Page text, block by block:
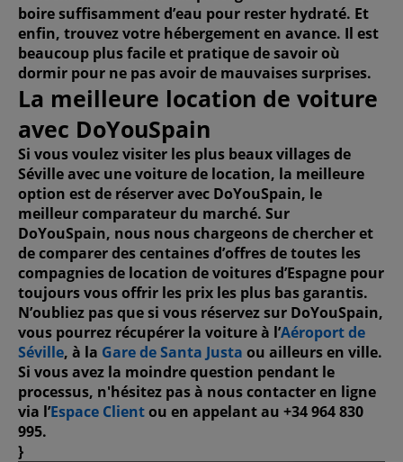
boire suffisamment d’eau pour rester hydraté. Et
enfin, trouvez votre hébergement en avance. Il est
beaucoup plus facile et pratique desavoir où
dormir pour ne pas avoir de mauvaises surprises.
La meilleure location de voiture
avec DoYouSpain
Si vous voulez visiter les plus beaux villages de
Sévilleavec une voiture de location, la meilleure
option est de réserver avec DoYouSpain, le
meilleur comparateur du marché. Sur
DoYouSpain, nous nous chargeons de chercher et
de comparer des centaines d’offres de toutes les
compagnies de location de voitures d’Espagne pour
toujours vous offrir les prix les plus bas garantis.
N’oubliez pas que si vous réservez sur DoYouSpain,
vous pourrez récupérer la voiture à l’Aéroport de
Séville, à la Gare de Santa Justa ou ailleurs en ville.
Si vous avez la moindre question pendant le
processus, n'hésitez pas à nous contacter en ligne
via l’Espace Clientou en appelant au +34 964 830
995.
}